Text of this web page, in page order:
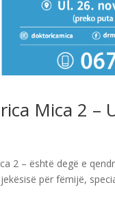
Mica 2 –
2 – është degë e
për fëmijë,